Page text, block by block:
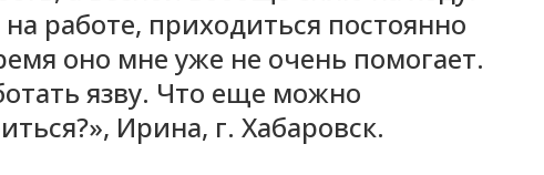
работе, приходиться постоянно
оно мне уже не очень помогает.
язву. Что еще можно
Ирина, г. Хабаровск.